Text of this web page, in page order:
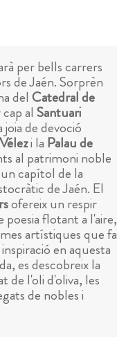
per bells carrers
de Jaén. Sorprèn
del Catedral de
al Santuari
joia de devoció
i la Palau de
al patrimoni noble
capítol de la
de Jaén. El
ofereix un respir
poesia flotant a l'aire,
artístiques que fa
en aquesta
es descobreix la
de l'oli d'oliva, les
de nobles i